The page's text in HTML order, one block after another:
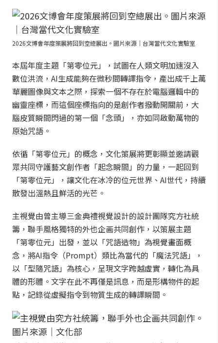
2026文博會年度策展將回到空總展出。圖片來源｜台灣當代文化實驗室
本屆年度主題「第零位元」，試圖在人類文明加速沒入
數位洪流，AI生成能夠在微秒間轉譯指令，產出成千上萬
華麗圖像與文本之際，探索一個不存在於電腦邏輯中的
幽靈座標，而這個座標指向的是創作者撥動開關前，大
腦皮質瞬間閃過的第一個「念頭」，亦如同啟動萬物的
原始咒語。
依循「第零位元」的概念，文化策展將更彰顯並邀請觀
眾共同守護藝文創作者「起念瞬間」的力量，一起回到
「第零位元」，讓文化在冰冷的位元世界、AI世代，持續
散發出溫熱且鮮活的光芒。
主視覺由曾主導三金典禮視覺設計的設計團隊究方社統
籌，聯手風格獨特的外也企画共同創作，以策展主題
「第零位元」出發，並以「咒語造物」為視覺畫面概
念，將AI指令（Prompt）類比為當代的「魔法咒語」，
以「型隨咒語」為核心，呈現文字跨越虛實，轉化為具
體的形體。文字在此不再僅是訊息，而是形構物件的起
點，記錄從虛擬指令到物質生成的轉譯瞬間。